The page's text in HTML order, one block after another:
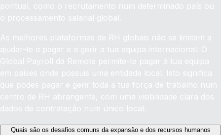
pontual, como o recrutamento num determinado país ou
o processamento salarial global.
As melhores plataformas de RH globais não se limitam a
ajudar-te a pagar e a gerir a tua equipa internacional. O
Global Payroll da Remote permite-te pagar à tua equipa
em países onde possuis uma entidade local. Isto significa
que podes pagar e gerir toda a tua força de trabalho num
centro de RH abrangente, com uma visibilidade clara dos
dados de contratação num único local.
Quais são os desafios comuns da expansão e dos recursos humanos